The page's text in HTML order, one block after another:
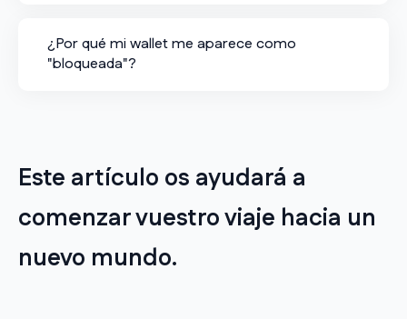
¿Por qué mi wallet me aparece como
"bloqueada"?
Este artículo os ayudará a
comenzar vuestro viaje hacia un
nuevo mundo.